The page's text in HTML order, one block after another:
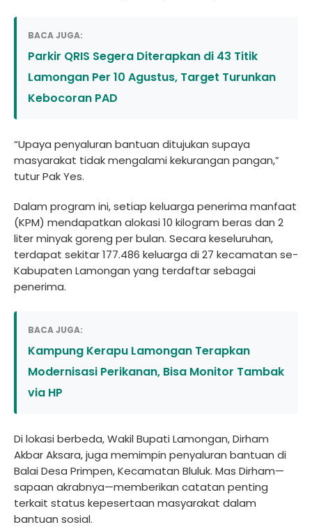
BACA JUGA:
Parkir QRIS Segera Diterapkan di 43 Titik
Lamongan Per 10 Agustus, Target Turunkan
Kebocoran PAD
“Upaya penyaluran bantuan ditujukan supaya
masyarakat tidak mengalami kekurangan pangan,”
tutur Pak Yes.
Dalam program ini, setiap keluarga penerima manfaat
(KPM) mendapatkan alokasi 10 kilogram beras dan 2
liter minyak goreng per bulan. Secara keseluruhan,
terdapat sekitar 177.486 keluarga di 27 kecamatan se-
Kabupaten Lamongan yang terdaftar sebagai
penerima.
BACA JUGA:
Kampung Kerapu Lamongan Terapkan
Modernisasi Perikanan, Bisa Monitor Tambak
via HP
Di lokasi berbeda, Wakil Bupati Lamongan, Dirham
Akbar Aksara, juga memimpin penyaluran bantuan di
Balai Desa Primpen, Kecamatan Bluluk. Mas Dirham—
sapaan akrabnya—memberikan catatan penting
terkait status kepesertaan masyarakat dalam
bantuan sosial.